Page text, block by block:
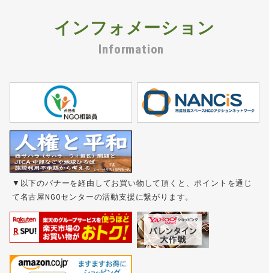
インフォメーション
Information
▼以下のバナーを経由してお買い物して頂くと、ポイントを通じ
て名古屋NGOセンターの活動支援に繋がります。